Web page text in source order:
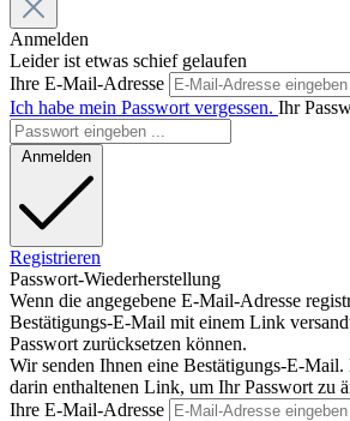
Anmelden
Leider ist etwas schief gelaufen
Ihre E-Mail-Adresse
Ich habe mein Passwort vergessen. Ihr
Anmelden
Registrieren
Passwort-Wiederherstellung
Wenn die angegebene E-Mail-Adresse
Bestätigungs-E-Mail mit einem Link
Passwort zurücksetzen können.
Wir senden Ihnen eine Bestätigungs-E-
darin enthaltenen Link, um Ihr Passwort zu
Ihre E-Mail-Adresse